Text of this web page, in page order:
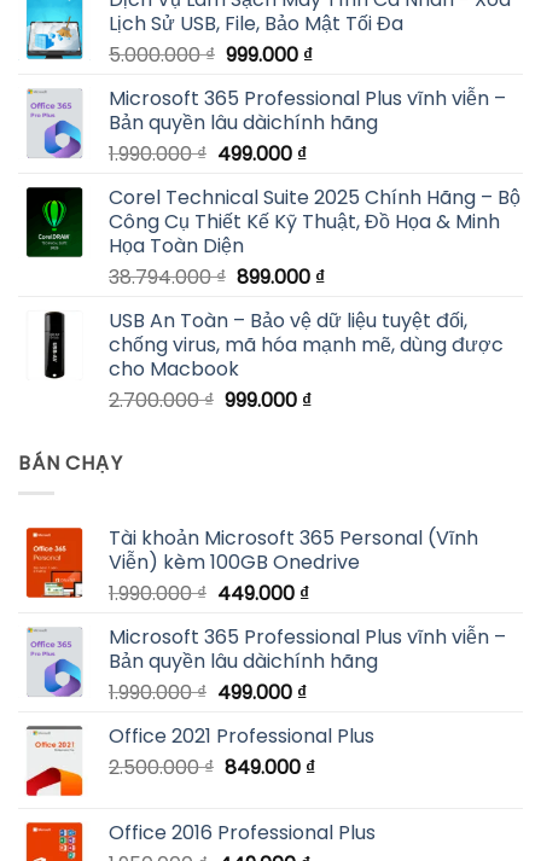
Lịch Sử USB, File, Bảo Mật Tối Đa
5.000.000₫ Giá
là:
5.000.000 ₫.
999.000 ₫Giá
tại
là:
Microsoft 365 Professional Plus vĩnh viễn –
Bản quyền lâu dàichính hãng
1.990.000₫ Giá
là:
1.990.000 ₫.
499.000 ₫Giá
tại
là:
Corel Technical Suite 2025 Chính Hãng – Bộ
Công Cụ Thiết Kế Kỹ Thuật, Đồ Họa & Minh
Họa Toàn Diện
38.794.000₫ Giá
là:
38.794.000 ₫.
899.000 ₫Giá
tại
là:
USB An Toàn – Bảo vệ dữ liệu tuyệt đối,
chống virus, mã hóa mạnh mẽ, dùng được
cho Macbook
2.700.000₫ Giá
999.000 ₫Giá
BÁN CHẠY
Tài khoản Microsoft 365 Personal (Vĩnh
Viễn) kèm 100GB Onedrive
1.990.000₫ Giá
là:
1.990.000 ₫.
449.000 ₫Giá
tại
là:
Microsoft 365 Professional Plus vĩnh viễn –
Bản quyền lâu dàichính hãng
1.990.000₫ Giá
là:
1.990.000 ₫.
499.000 ₫Giá
tại
là:
Office 2021 Professional Plus
2.500.000₫ Giá
2.500.000 ₫.
849.000 ₫Giá
là:
Office 2016 Professional Plus